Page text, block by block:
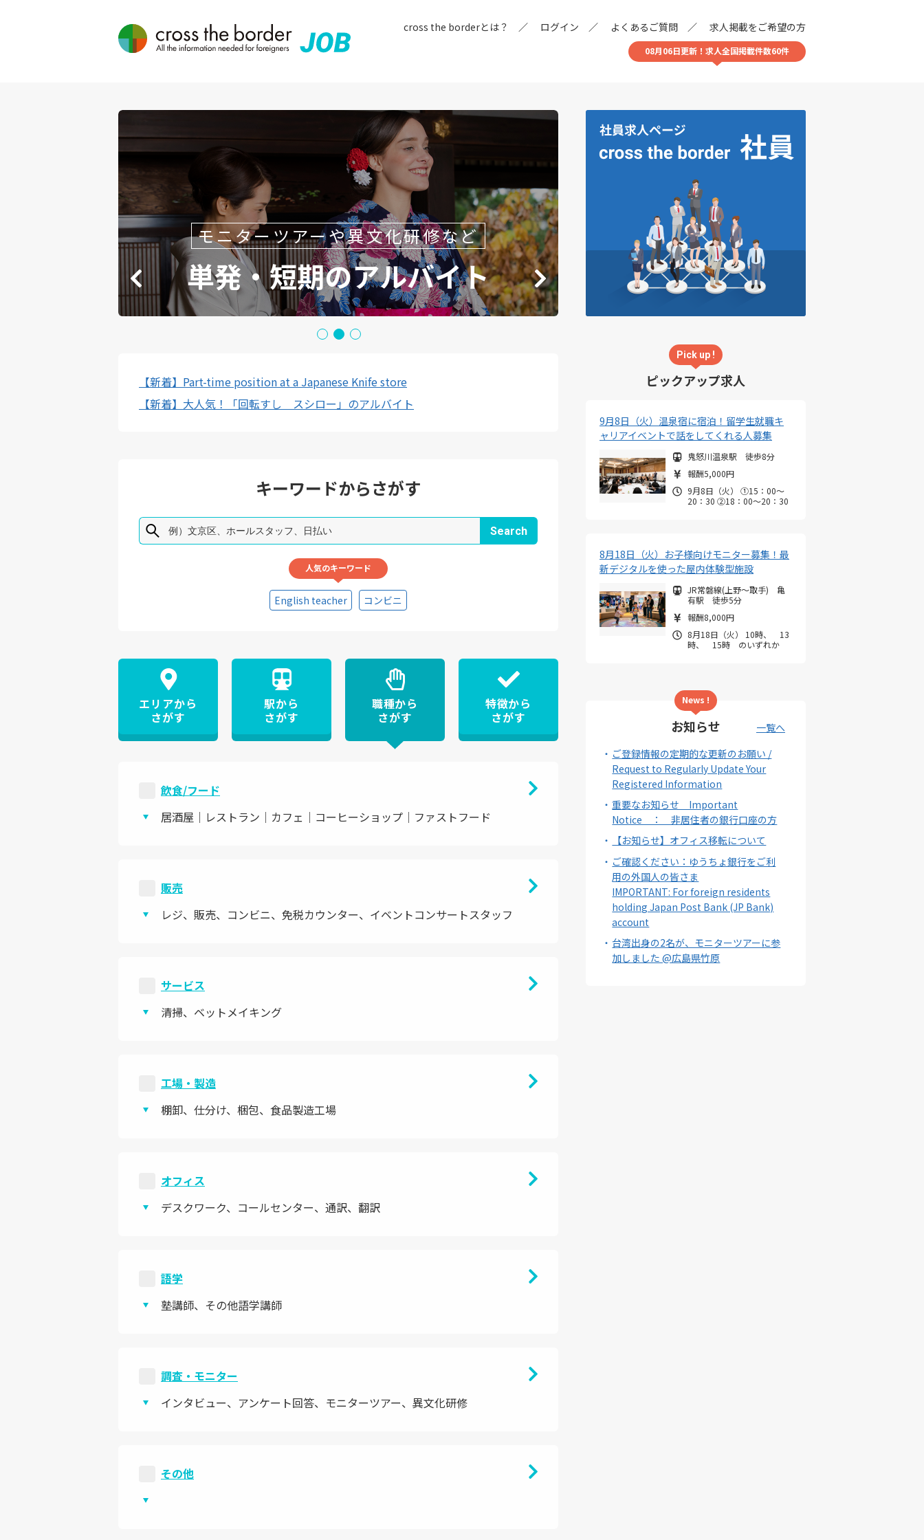
cross the borderとは？ ログイン よくあるご質問 求人掲載をご希望の方
08月06日更新！求人全国掲載件数60件
モニターツアーや異文化研修など
単発・短期のアルバイト
【新着】Part-time position at a Japanese Knife store
【新着】大人気！「回転すし スシロー」のアルバイト
キーワードからさがす
人気のキーワード
English teacher コンビニ
エリアから
さがす
駅から
さがす
職種から
さがす
特徴から
さがす
飲食/フード
居酒屋｜レストラン｜カフェ｜コーヒーショップ｜ファストフード
販売
レジ、販売、コンビニ、免税カウンター、イベントコンサートスタッフ
サービス
清掃、ベットメイキング
工場・製造
棚卸、仕分け、梱包、食品製造工場
オフィス
デスクワーク、コールセンター、通訳、翻訳
語学
塾講師、その他語学講師
調査・モニター
インタビュー、アンケート回答、モニターツアー、異文化研修
その他
Pick up !
ピックアップ求人
9月8日（火）温泉宿に宿泊！留学生就職キ
ャリアイベントで話をしてくれる人募集
鬼怒川温泉駅 徒歩8分
報酬5,000円
9月8日（火） ①15：00～
20：30 ②18：00～20：30
8月18日（火）お子様向けモニター募集！最
新デジタルを使った屋内体験型施設
JR常磐線(上野～取手) 亀
有駅 徒歩5分
報酬8,000円
8月18日（火） 10時、 13
時、 15時 のいずれか
News !
お知らせ
一覧へ
ご登録情報の定期的な更新のお願い /
Request to Regularly Update Your
Registered Information
重要なお知らせ Important
Notice ： 非居住者の銀行口座の方
【お知らせ】オフィス移転について
ご確認ください：ゆうちょ銀行をご利
用の外国人の皆さま
IMPORTANT: For foreign residents
holding Japan Post Bank (JP Bank)
account
台湾出身の2名が、モニターツアーに参
加しました @広島県竹原